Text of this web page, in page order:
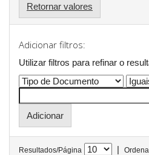
Retornar valores
Adicionar filtros:
Utilizar filtros para refinar o
Resultados/Página |